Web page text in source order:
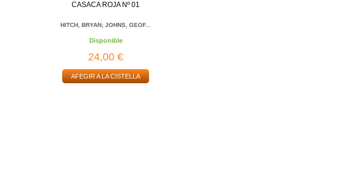
CASACA ROJA Nº 01
HITCH, BRYAN; JOHNS, GEOF...
Disponible
24,00 €
AFEGIR A LA CISTELLA